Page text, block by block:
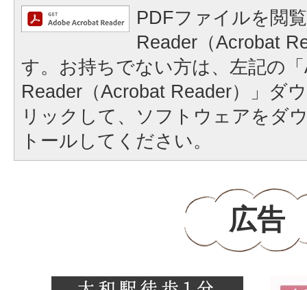
PDFファイルを閲
Reader（Acrobat
す。お持ちでない方は、左記の
Reader（Acrobat Reader）」ダ
リックして、ソフトウェアをダ
トールしてください。
広告